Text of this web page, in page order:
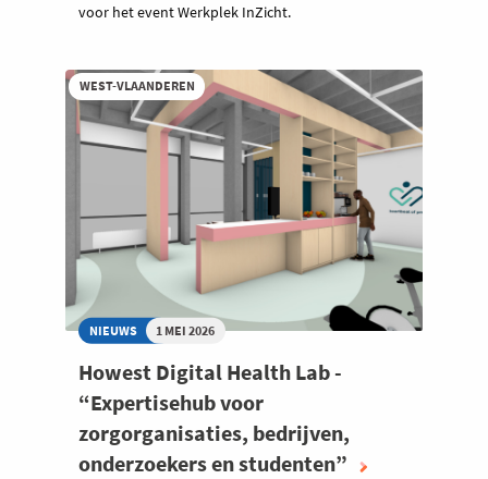
voor het event Werkplek InZicht.
WEST-VLAANDEREN
NIEUWS 1 MEI 2026
Howest Digital Health Lab -
“Expertisehub voor
zorgorganisaties, bedrijven,
onderzoekers en studenten”